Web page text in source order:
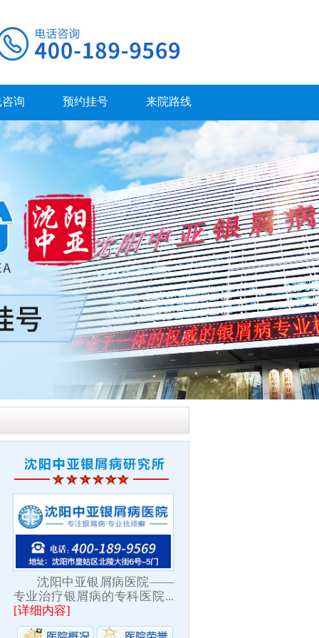
询 预约挂号 来院路线
沈阳中亚银屑病医院——
专业治疗银屑病的专科医院...
[详细内容]